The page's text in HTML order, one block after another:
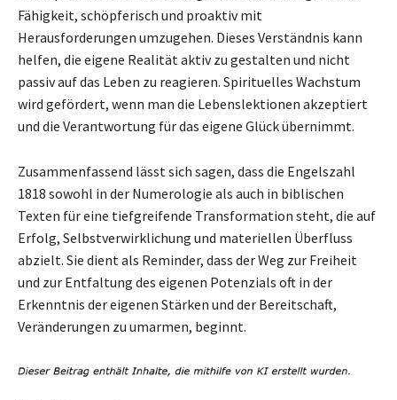
Fähigkeit, schöpferisch und proaktiv mit
Herausforderungen umzugehen. Dieses Verständnis kann
helfen, die eigene Realität aktiv zu gestalten und nicht
passiv auf das Leben zu reagieren. Spirituelles Wachstum
wird gefördert, wenn man die Lebenslektionen akzeptiert
und die Verantwortung für das eigene Glück übernimmt.
Zusammenfassend lässt sich sagen, dass die Engelszahl
1818 sowohl in der Numerologie als auch in biblischen
Texten für eine tiefgreifende Transformation steht, die auf
Erfolg, Selbstverwirklichung und materiellen Überfluss
abzielt. Sie dient als Reminder, dass der Weg zur Freiheit
und zur Entfaltung des eigenen Potenzials oft in der
Erkenntnis der eigenen Stärken und der Bereitschaft,
Veränderungen zu umarmen, beginnt.